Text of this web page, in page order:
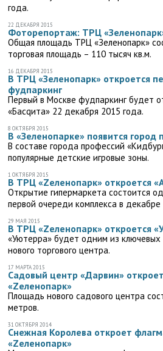
года.
22 ДЕКАБРЯ 2015
Фоторепортаж: ТРЦ
Общая площадь ТРЦ «Зеленопарк»
торговая площадь – 110 тысяч кв.м.
16 ДЕКАБРЯ 2015
В ТРЦ «Зеленопарк» откроется
фудпаркинг
Первый в Москве фудпаркинг будет
«Басqита» 22 декабря 2015 года.
8 ОКТЯБРЯ 2015
В «Зеленопарке» появится город
В составе города профессий
популярные детские игровые зоны.
1 ОКТЯБРЯ 2015
В ТРЦ «Zеленопарк» откроется
Открытие гипермаркета состоится
первой очереди комплекса в декабре
29 МАЯ 2015
В ТРЦ «Zеленопарк» откроется
«Уютерра» будет одним из ключевых
нового торгового центра.
17 МАРТА 2015
Садовый центр «Дарвин»
«Zеленопарк»
Площадь нового садового центра
метров.
31 ОКТЯБРЯ 2014
Снежная Королева откроет
«Zеленопарк»